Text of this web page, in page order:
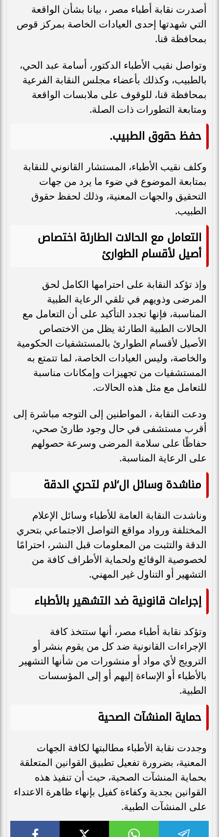
أصدرت نقابة أطباء مصر ، بيانا بشأن الواقعة
التي شهدتها إحدى العيادات الخاصة بمركز قوص
بمحافظة قنا.
وتواصل نقيب الأطباء الدكتور، أسامة عبد الحي،
بالطبيب، وكذلك بأعضاء مجلس النقابة الفرعية
بمحافظة قنا، للوقوف على ملابسات الواقعة
ومتابعة التطورات ذات الصلة.
حفظ حقوق الطبيب.
وكلف نقيب الأطباء، المستشار القانوني للنقابة
بمتابعة الموضوع في ضوء ما يرد من جهات
التحقيق والجهات المعنية، وذلك لحفظ حقوق
الطبيب.
التعامل مع الحالات الطارئة اختصاص
أصيل لأقسام الطوارئ
وإذ تؤكد النقابة على احترامها الكامل لحق
المرضى وذويهم في تلقي الرعاية الطبية
المناسبة، فإنها تجدد التأكيد على أن التعامل مع
الحالات الطبية الطارئة يظل من الاختصاص
الأصيل لأقسام الطوارئ بالمستشفيات الحكومية
والخاصة، وليس العيادات الخاصة، لما تتمتع به
المستشفيات من تجهيزات وإمكانات مناسبة
للتعامل مع مثل هذه الحالات.
ودعت النقابة ، المواطنين إلى التوجه مباشرة إلى
أقرب مستشفى في حال وجود طارئ صحي،
حفاظًا على سلامة المرضى وسرعة حصولهم
على الرعاية المناسبة.
مناشدة وسائل ال‘لام لتحري الدقة
وناشدت النقابة العامة للأطباء وسائل الإعلام
المختلفة ورواد مواقع التواصل الاجتماعي بتحري
الدقة والتثبت من المعلومات قبل النشر، احترامًا
لخصوصية الوقائع ولحماية الأطراف كافة من
التشهير أو التناول غير المهني.
إجراءات قانونية ضد التشهير بالأطباء
وتؤكد نقابة أطباء مصر، أنها ستتخذ كافة
الإجراءات القانونية ضد كل من يقوم بنشر أو
الترويج لأي مواد أو منشورات من شأنها التشهير
بالأطباء أو الإساءة إليهم أو إلى المؤسسات
الطبية.
حماية المنشآت الصحية
وجددت نقابة الأطباء مطالبتها لكافة الجهات
المعنية، بضرورة تفعيل تطبيق القوانين المتعلقة
بحماية المنشآت الصحية، حيث أن تنفيذ هذه
القوانين بجدية وكفاءة كفيل بإنهاء ظاهرة الاعتداء
على المنشآت الطبية.